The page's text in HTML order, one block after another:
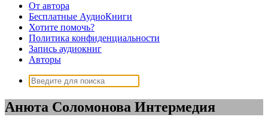
От автора
Бесплатные АудиоКниги
Хотите помочь?
Политика конфиденциальности
Запись аудиокниг
Авторы
Поиск:
Анюта Соломонова Интермедия